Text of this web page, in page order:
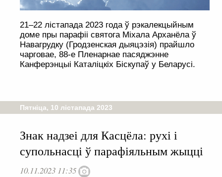
21–22 лістапада 2023 года ў рэкалекцыйным
доме пры парафіі святога Міхала Арханёла ў
Навагрудку (Гродзенская дыяцэзія) прайшло
чарговае, 88-е Пленарнае пасяджэнне
Канферэнцыі Каталіцкіх Біскупаў у Беларусі.
Пятніца, 10 лістапада 2023
Знак надзеі для Касцёла: рухі і
супольнасці ў парафіяльным жыцці
10.11.2023 11:35